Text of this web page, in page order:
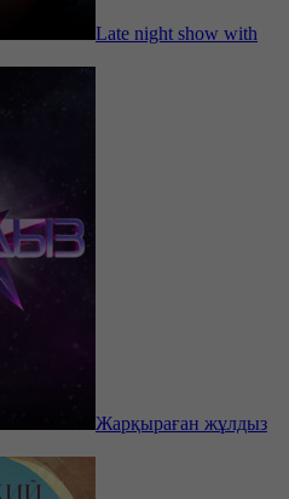
Late night show with
Жарқыраған жұлдыз